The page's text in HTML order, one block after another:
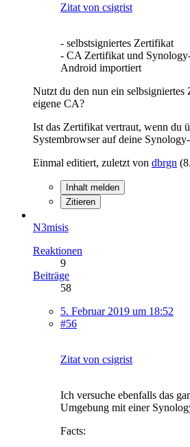
Zitat von csigrist
- selbstsigniertes Zertifikat
- CA Zertifikat und
Android importiert
Nutzt du den nun ein selbsigniertes
eigene CA?
Ist das Zertifikat vertraut, wenn du
Systembrowser auf deine
Einmal editiert, zuletzt von dbrgn (
Inhalt melden
Zitieren
N3misis
Reaktionen
9
Beiträge
58
5. Februar 2019 um 18:52
#56
Zitat von csigrist
Ich versuche ebenfalls das
Umgebung mit einer
Facts: